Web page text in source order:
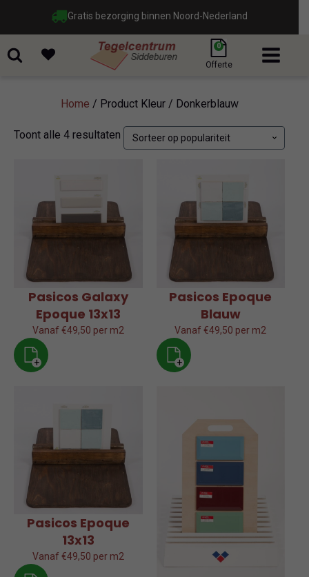
Gratis bezorging binnen Noord-Nederland
0
Offerte
Home / Product Kleur / Donkerblauw
Toont alle 4 resultaten Gesorteerd
op
Pasicos Galaxy
Epoque 13x13
Vanaf €49,50 per m2
+
Pasicos Epoque
Blauw
Vanaf €49,50 per m2
+
Pasicos Epoque
13x13
Vanaf €49,50 per m2